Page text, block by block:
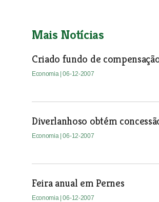
Mais Notícias
Criado fundo de
Economia | 06-12-2007
Diverlanhoso obtém
Economia | 06-12-2007
Feira anual em Pernes
Economia | 06-12-2007